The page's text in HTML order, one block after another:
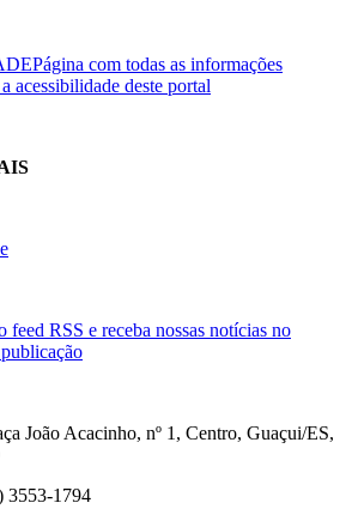
Página com todas as informações
acessibilidade deste portal
feed RSS e receba nossas notícias no
João Acacinho, nº 1, Centro, Guaçui/ES,
3553-1794